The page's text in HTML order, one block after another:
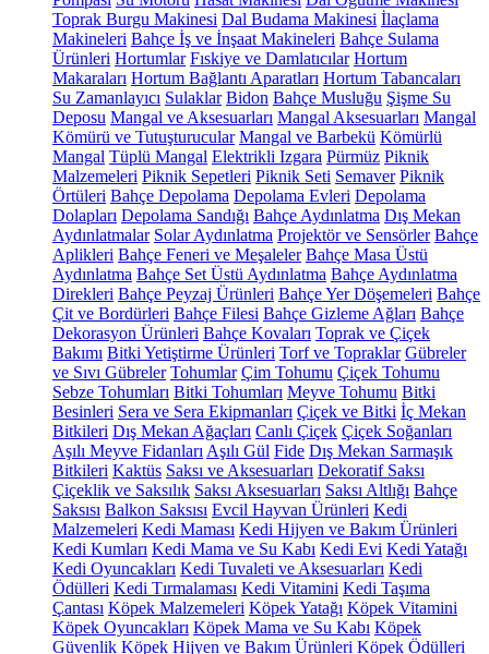
Toprak Burgu Makinesi Dal Budama Makinesi İlaçlama
Makineleri Bahçe İş ve İnşaat Makineleri Bahçe Sulama
Ürünleri Hortumlar Fıskiye ve Damlatıcılar Hortum
Makaraları Hortum Bağlantı Aparatları Hortum Tabancaları
Su Zamanlayıcı Sulaklar Bidon Bahçe Musluğu Şişme Su
Deposu Mangal ve Aksesuarları Mangal Aksesuarları Mangal
Kömürü ve Tutuşturucular Mangal ve Barbekü Kömürlü
Mangal Tüplü Mangal Elektrikli Izgara Pürmüz Piknik
Malzemeleri Piknik Sepetleri Piknik Seti Semaver Piknik
Örtüleri Bahçe Depolama Depolama Evleri Depolama
Dolapları Depolama Sandığı Bahçe Aydınlatma Dış Mekan
Aydınlatmalar Solar Aydınlatma Projektör ve Sensörler Bahçe
Aplikleri Bahçe Feneri ve Meşaleler Bahçe Masa Üstü
Aydınlatma Bahçe Set Üstü Aydınlatma Bahçe Aydınlatma
Direkleri Bahçe Peyzaj Ürünleri Bahçe Yer Döşemeleri Bahçe
Çit ve Bordürleri Bahçe Filesi Bahçe Gizleme Ağları Bahçe
Dekorasyon Ürünleri Bahçe Kovaları Toprak ve Çiçek
Bakımı Bitki Yetiştirme Ürünleri Torf ve Topraklar Gübreler
ve Sıvı Gübreler Tohumlar Çim Tohumu Çiçek Tohumu
Sebze Tohumları Bitki Tohumları Meyve Tohumu Bitki
Besinleri Sera ve Sera Ekipmanları Çiçek ve Bitki İç Mekan
Bitkileri Dış Mekan Ağaçları Canlı Çiçek Çiçek Soğanları
Aşılı Meyve Fidanları Aşılı Gül Fide Dış Mekan Sarmaşık
Bitkileri Kaktüs Saksı ve Aksesuarları Dekoratif Saksı
Çiçeklik ve Saksılık Saksı Aksesuarları Saksı Altlığı Bahçe
Saksısı Balkon Saksısı Evcil Hayvan Ürünleri Kedi
Malzemeleri Kedi Maması Kedi Hijyen ve Bakım Ürünleri
Kedi Kumları Kedi Mama ve Su Kabı Kedi Evi Kedi Yatağı
Kedi Oyuncakları Kedi Tuvaleti ve Aksesuarları Kedi
Ödülleri Kedi Tırmalaması Kedi Vitamini Kedi Taşıma
Çantası Köpek Malzemeleri Köpek Yatağı Köpek Vitamini
Köpek Oyuncakları Köpek Mama ve Su Kabı Köpek
Güvenlik Köpek Hijyen ve Bakım Ürünleri Köpek Ödülleri